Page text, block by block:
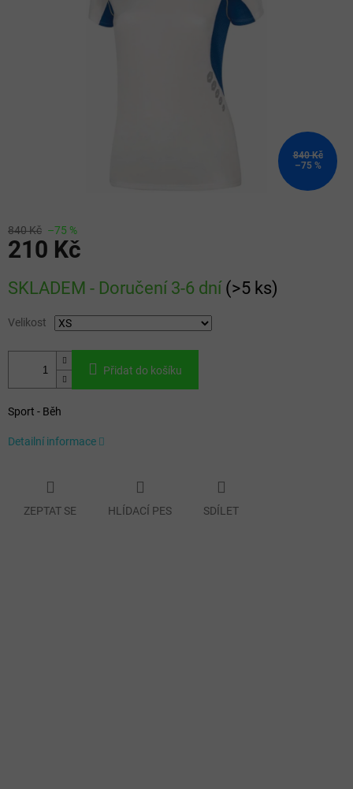
840 Kč
–75 %
840 Kč –75 %
210 Kč
cena:
SKLADEM - Doručení 3-6 dní (>5 ks)
Velikost
Přidat do košíku
Sport - Běh
Detailní informace
ZEPTAT SE HLÍDACÍ PES SDÍLET